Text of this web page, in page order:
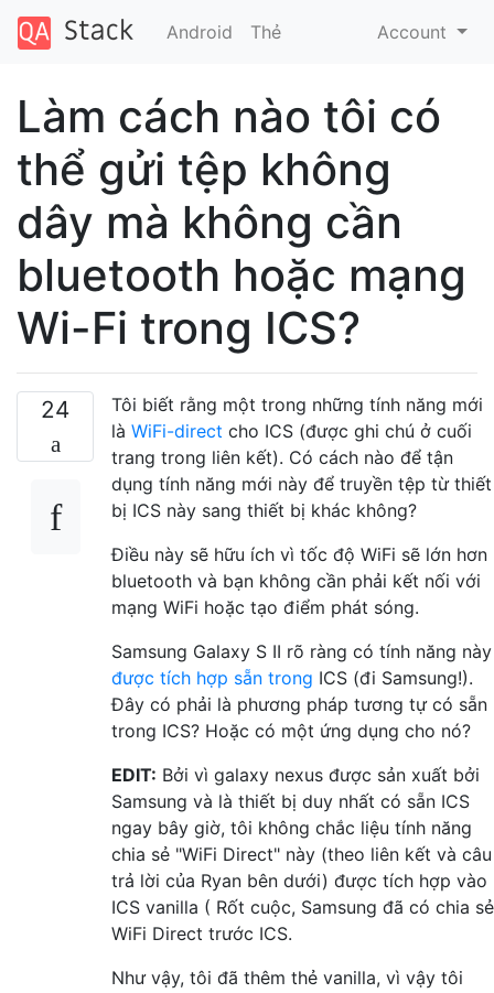
Android Thẻ Account
Làm cách nào tôi có
thể gửi tệp không
dây mà không cần
bluetooth hoặc mạng
Wi-Fi trong ICS?
24
Tôi biết rằng một trong những tính năng mới
là WiFi-direct cho ICS (được ghi chú ở cuối
trang trong liên kết). Có cách nào để tận
dụng tính năng mới này để truyền tệp từ thiết
bị ICS này sang thiết bị khác không?
Điều này sẽ hữu ích vì tốc độ WiFi sẽ lớn hơn
bluetooth và bạn không cần phải kết nối với
mạng WiFi hoặc tạo điểm phát sóng.
Samsung Galaxy S II rõ ràng có tính năng này
được tích hợp sẵn trong ICS (đi Samsung!).
Đây có phải là phương pháp tương tự có sẵn
trong ICS? Hoặc có một ứng dụng cho nó?
EDIT: Bởi vì galaxy nexus được sản xuất bởi
Samsung và là thiết bị duy nhất có sẵn ICS
ngay bây giờ, tôi không chắc liệu tính năng
chia sẻ "WiFi Direct" này (theo liên kết và câu
trả lời của Ryan bên dưới) được tích hợp vào
ICS vanilla ( Rốt cuộc, Samsung đã có chia sẻ
WiFi Direct trước ICS.
Như vậy, tôi đã thêm thẻ vanilla, vì vậy tôi